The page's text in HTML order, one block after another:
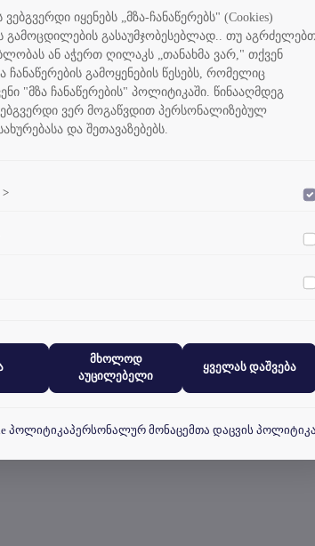
იყენებს „მზა-ჩანაწერებს" (Cookies)
გამოცდილების გასაუმჯობესებლად.. თუ
ან აჭერთ ღილაკს „თანახმა ვარ," თქვენ
ჩანაწერების გამოყენების წესებს, რომელიც
"მზა ჩანაწერების" პოლიტიკაში. წინააღმდეგ
ვერ მოგაწვდით პერსონალიზებულ
და შეთავაზებებს.
>
ფუნქციონირებისთვის აუცილებელი ქუქი-
ქუქი-ფაილები გვეხმარება პერსონალიზებული
და რეკლამების მიწოდებაში.
მხოლოდ
აუცილებელი
ყველას დაშვება
პოლიტიკაპერსონალურ მონაცემთა დაცვის